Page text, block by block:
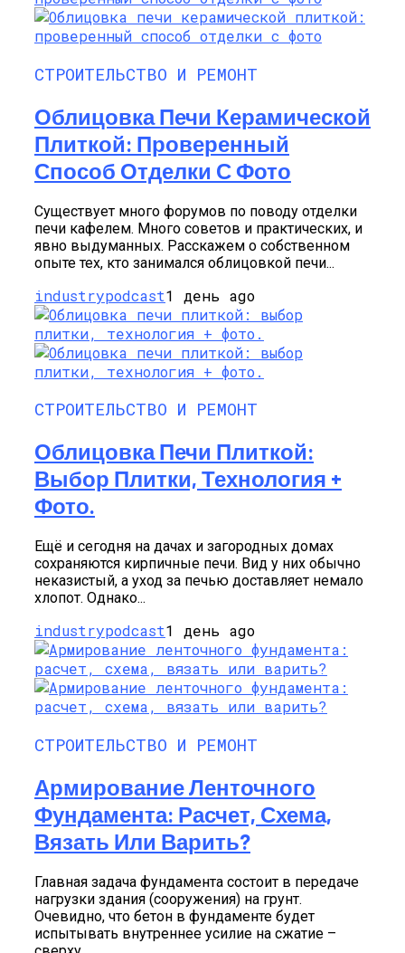
СТРОИТЕЛЬСТВО И РЕМОНТ
Облицовка Печи Керамической
Плиткой: Проверенный
Способ Отделки С Фото
Существует много форумов по поводу отделки
печи кафелем. Много советов и практических, и
явно выдуманных. Расскажем о собственном
опыте тех, кто занимался облицовкой печи...
industrypodcast1 день ago
СТРОИТЕЛЬСТВО И РЕМОНТ
Облицовка Печи Плиткой:
Выбор Плитки, Технология +
Фото.
Ещё и сегодня на дачах и загородных домах
сохраняются кирпичные печи. Вид у них обычно
неказистый, а уход за печью доставляет немало
хлопот. Однако...
industrypodcast1 день ago
СТРОИТЕЛЬСТВО И РЕМОНТ
Армирование Ленточного
Фундамента: Расчет, Схема,
Вязать Или Варить?
Главная задача фундамента состоит в передаче
нагрузки здания (сооружения) на грунт.
Очевидно, что бетон в фундаменте будет
испытывать внутреннее усилие на сжатие –